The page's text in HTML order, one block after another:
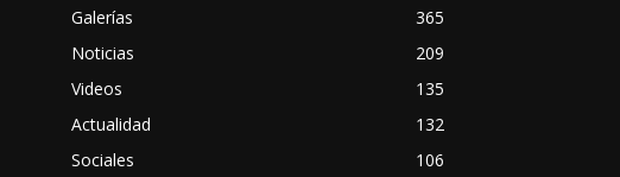
Galerías
365
Noticias
209
Videos
135
Actualidad
132
Sociales
106